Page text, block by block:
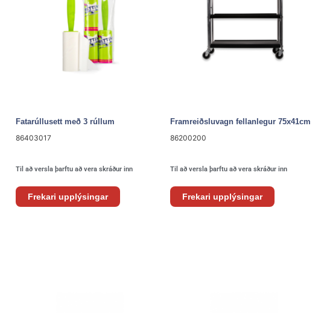
Fatarúllusett með 3 rúllum
86403017
Til að versla þarftu að vera skráður inn
Frekari upplýsingar
Framreiðsluvagn fellanlegur 75x41cm
86200200
Til að versla þarftu að vera skráður inn
Frekari upplýsingar